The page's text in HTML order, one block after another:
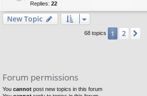
Replies: 22
New Topic
68 topics 1 2
Forum permissions
You cannot post new topics in this forum